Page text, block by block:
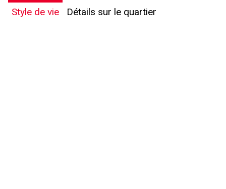
Style de vie Détails sur le quartier